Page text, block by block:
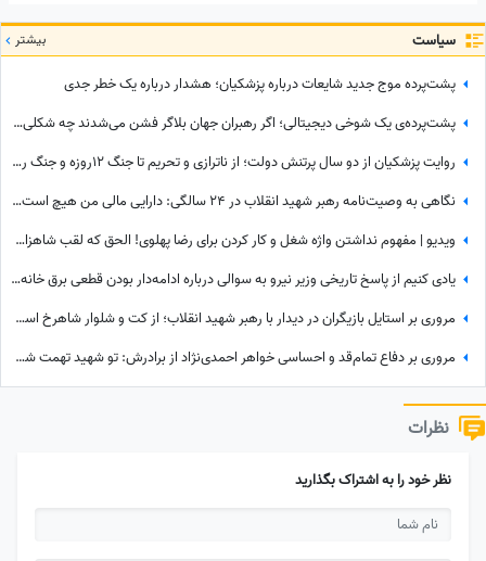
سیاست بیشتر
پشت‌پرده موج جدید شایعات درباره پزشکیان؛ هشدار درباره یک خطر جدی
پشت‌پرده‌ی یک شوخی دیجیتالی؛ اگر رهبران جهان بلاگر فشن می‌شدند چه شکلی می‌شدند؟
روایت پزشکیان از دو سال پرتنش دولت؛ از ناترازی و تحریم تا جنگ 12روزه و جنگ رمضان
نگاهی به وصیت‌نامه رهبر شهید انقلاب در 24 سالگی: دارایی مالی من هیچ است، ولی کفاف قرض‌های مرا می‌دهد؛ بیشترین بدهی رهبر شهید به چه کسی بود؟
ویدیو | مفهوم نداشتن واژه شغل و کار کردن برای رضا پهلوی! الحق که لقب شاهزاده مفت‌خور کاملا برازنده توئه
یادی کنیم از پاسخ تاریخی وزیر نیرو به سوالی درباره ادامه‌دار بودن قطعی برق خانه‌ها که رسما بازی با اعصاب مردم بود!
مروری بر استایل بازیگران در دیدار با رهبر شهید انقلاب؛ از کت و شلوار شاهرخ استخری و حمید لولایی تا شلوار جین شهاب حسینی و حجاب کامل الهام حمیدی و بهاره افشاری با مقنعه+عکس
مروری بر دفاع تمام‌قد و احساسی خواهر احمدی‌نژاد از برادرش: تو شهید تهمت شدی؛ برادرم تو خستگی را شرمنده کردی!
نظرات
نظر خود را به اشتراک بگذارید